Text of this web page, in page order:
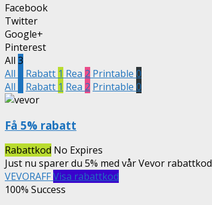
Facebook
Twitter
Google+
Pinterest
All 3
All
Rabatt 1 Rea 2 Printable 0
All
Rabatt 1 Rea 2 Printable 0
Få 5% rabatt
Rabattkod No Expires
Just nu sparer du 5% med vår Vevor rabattkod
VEVORAFFVisa rabattkod
100% Success